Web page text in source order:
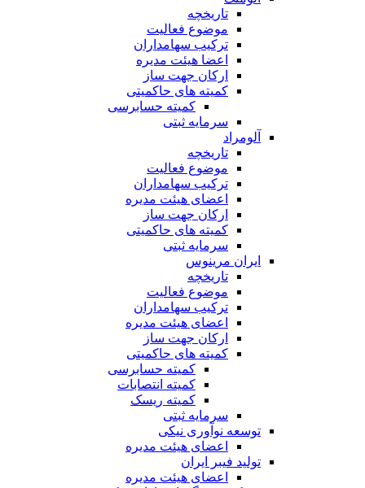
تاریخچه
موضوع فعالیت
ترکیب سهامداران
اعضا هیئت مدیره
ارکان جهت ساز
کمیته های حاکمیتی
کمیته حسابرسی
سرمایه ثبتی
آلومراد
تاریخچه
موضوع فعالیت
ترکیب سهامداران
اعضای هیئت مدیره
ارکان جهت ساز
کمیته های حاکمیتی
سرمایه ثبتی
ایران مرینوس
تاریخچه
موضوع فعالیت
ترکیب سهامداران
اعضای هیئت مدیره
ارکان جهت ساز
کمیته های حاکمیتی
کمیته حسابرسی
کمیته انتصابات
کمیته ریسک
سرمایه ثبتی
توسعه نوآوری نیکی
اعضای هیئت مدیره
تولید فیبر ایران
اعضای هیئت مدیره